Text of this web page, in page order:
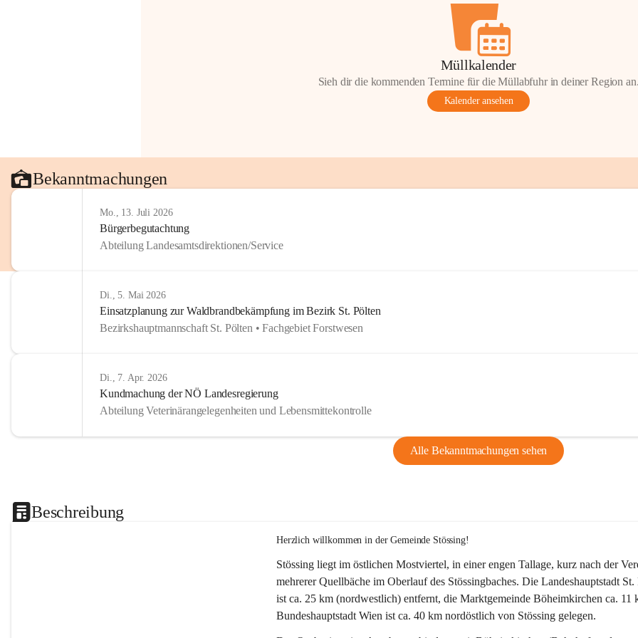
Müllkalender
Sieh dir die kommenden Termine für die Müllabfuhr in deiner Region
Kalender ansehen
Bekanntmachungen
Mo., 13. Juli 2026
Bürgerbegutachtung
Abteilung Landesamtsdirektionen/Service
Di., 5. Mai 2026
Einsatzplanung zur Waldbrandbekämpfung im Bezirk St. Pölten
Bezirkshauptmannschaft St. Pölten • Fachgebiet Forstwesen
Di., 7. Apr. 2026
Kundmachung der NÖ Landesregierung
Abteilung Veterinärangelegenheiten und Lebensmittekontrolle
Alle Bekanntmachungen sehen
Beschreibung
Herzlich willkommen in der Gemeinde Stössing!
Stössing liegt im östlichen Mostviertel, in einer engen Tallage, kurz nach der
mehrerer Quellbäche im Oberlauf des Stössingbaches. Die Landeshauptstadt
ist ca. 25 km (nordwestlich) entfernt, die Marktgemeinde Böheimkirchen ca.
Bundeshauptstadt Wien ist ca. 40 km nordöstlich von Stössing gelegen.